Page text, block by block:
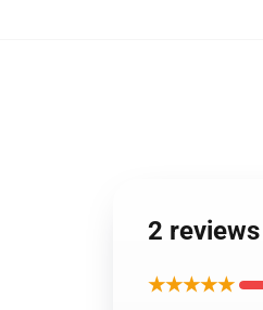
2
★★★★★